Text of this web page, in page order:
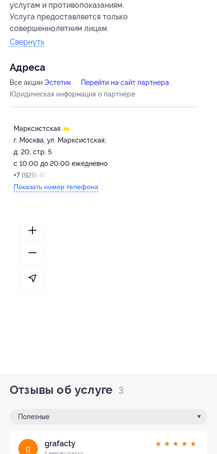
услугам и противопоказаниям.
Услуга предоставляется только
совершеннолетним лицам.
Свернуть
Адресa
Все акции Эстетик
Перейти на сайт партнера
Юридическая информация о партнёре
Марксистская
г. Москва, ул. Марксистская,
д. 20, стр. 5
с 10:00 до 20:00 ежедневно
+7 (925) 813-25-71
Показать номер телефона
Отзывы об услуге 3
Полезные
g
grafacty ★ ★ ★ ★ ★